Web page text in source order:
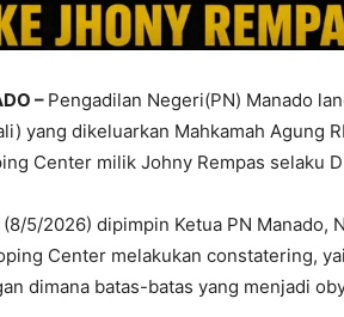
– Pengadilan Negeri(PN) Manado
yang dikeluarkan Mahkamah Agung
Center milik Johny Rempas selaku
5/2026) dipimpin Ketua PN Manado,
Center melakukan constatering,
dimana batas-batas yang menjadi